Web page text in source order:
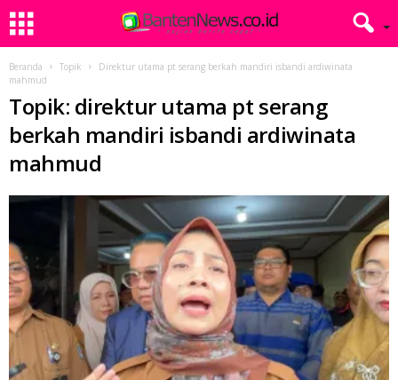
Beranda Topik
Direktur utama pt serang berkah mandiri isbandi ardiwinata
mahmud
Topik: direktur utama pt serang
berkah mandiri isbandi ardiwinata
mahmud